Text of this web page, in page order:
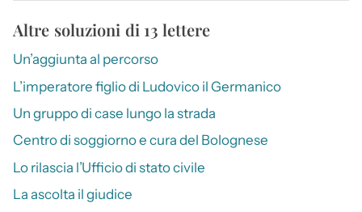
Altre soluzioni di 13 lettere
Un’aggiunta al percorso
L’imperatore figlio di Ludovico il Germanico
Un gruppo di case lungo la strada
Centro di soggiorno e cura del Bolognese
Lo rilascia l’Ufficio di stato civile
La ascolta il giudice